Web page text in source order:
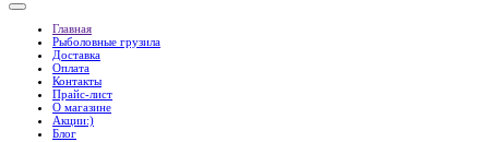
Главная
Рыболовные грузила
Доставка
Оплата
Контакты
Прайс-лист
О магазине
Акции:)
Блог